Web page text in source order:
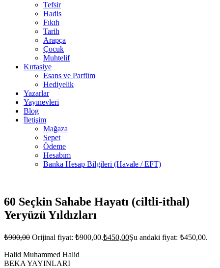
Tefsir
Hadis
Fıkıh
Tarih
Arapça
Çocuk
Muhtelif
Kırtasiye
Esans ve Parfüm
Hediyelik
Yazarlar
Yayınevleri
Blog
İletişim
Mağaza
Sepet
Ödeme
Hesabım
Banka Hesap Bilgileri (Havale / EFT)
60 Seçkin Sahabe Hayatı (ciltli-ithal)
Yeryüzü Yıldızları
₺900,00 Orijinal fiyat: ₺900,00.₺450,00Şu andaki fiyat: ₺450,00.
Halid Muhammed Halid
BEKA YAYINLARI